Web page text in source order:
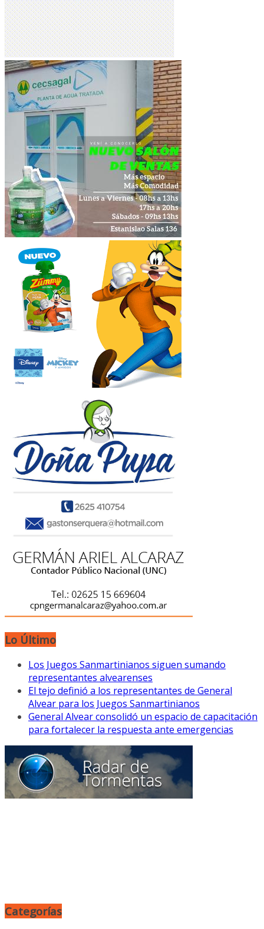
Lo Último
Los Juegos Sanmartinianos siguen sumando
representantes alvearenses
El tejo definió a los representantes de General
Alvear para los Juegos Sanmartinianos
General Alvear consolidó un espacio de capacitación
para fortalecer la respuesta ante emergencias
Categorías